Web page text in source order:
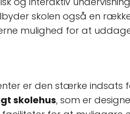
skolen også en
mulighed for at
er den stærke indsats
skolehus, som er